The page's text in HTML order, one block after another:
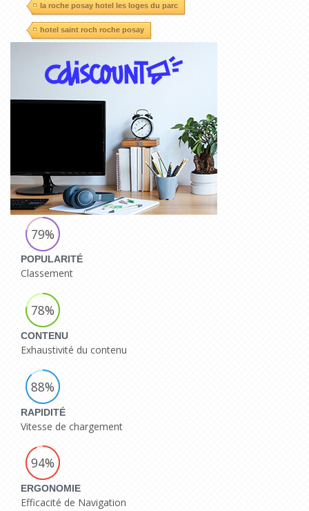
la roche posay hotel les loges du parc
hotel saint roch roche posay
79%
POPULARITÉ
Classement
78%
CONTENU
Exhaustivité du contenu
88%
RAPIDITÉ
Vitesse de chargement
94%
ERGONOMIE
Efficacité de Navigation